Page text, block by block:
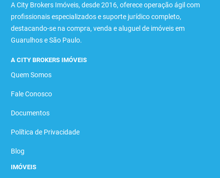
A City Brokers Imóveis, desde 2016, oferece operação ágil com
profissionais especializados e suporte jurídico completo,
destacando-se na compra, venda e aluguel de imóveis em
Guarulhos e São Paulo.
A CITY BROKERS IMÓVEIS
Quem Somos
Fale Conosco
Documentos
Política de Privacidade
Blog
IMÓVEIS